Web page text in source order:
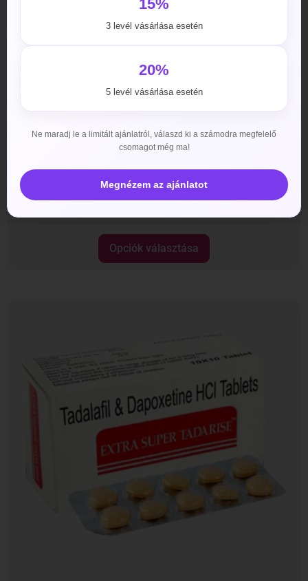
Hardon X Power
Opciók választása
15%
3 levél vásárlása esetén
20%
5 levél vásárlása esetén
Ne maradj le a limitált ajánlatról, válaszd ki a számodra megfelelő
csomagot még ma!
Megnézem az ajánlatot